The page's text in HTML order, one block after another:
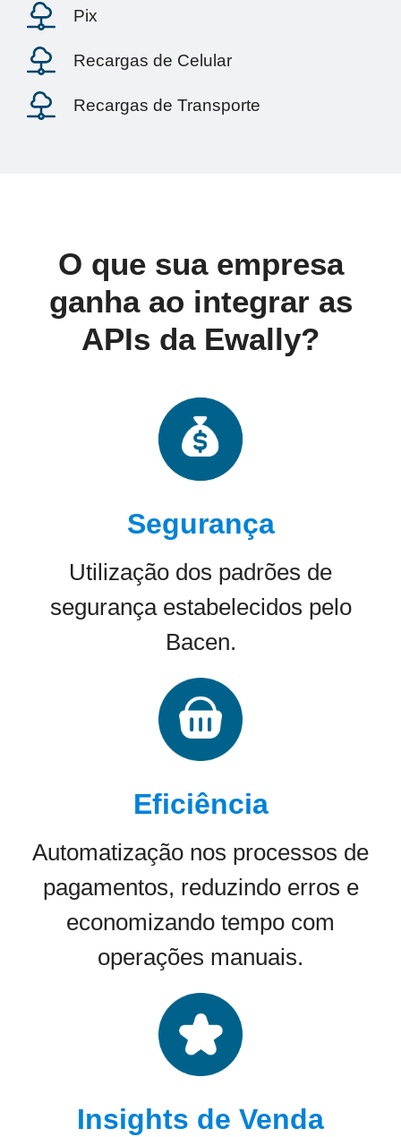
Pix
Recargas de Celular
Recargas de Transporte
O que sua empresa
ganha ao integrar as
APIs da Ewally?
Segurança
Utilização dos padrões de
segurança estabelecidos pelo
Bacen.
Eficiência
Automatização nos processos de
pagamentos, reduzindo erros e
economizando tempo com
operações manuais.
Insights de Venda